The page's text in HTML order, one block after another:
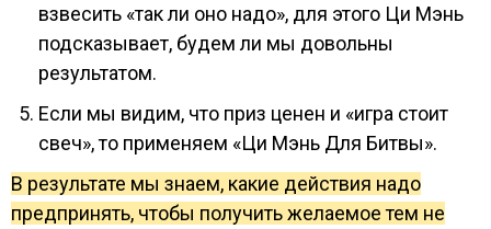
взвесить «так ли оно надо», для этого Ци Мэнь
подсказывает, будем ли мы довольны
результатом.
Если мы видим, что приз ценен и «игра стоит
свеч», то применяем «Ци Мэнь Для Битвы».
В результате мы знаем, какие действия надо
предпринять, чтобы получить желаемое тем не